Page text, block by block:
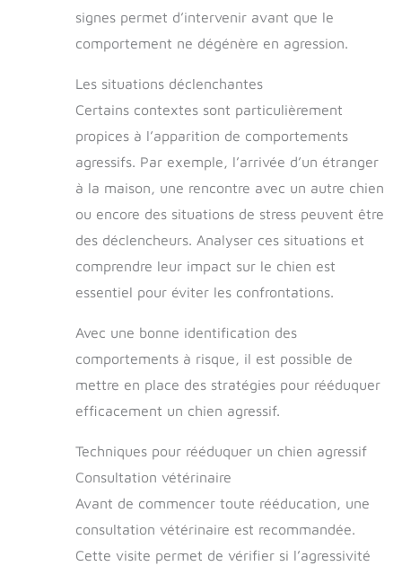
signes permet d’intervenir avant que le
comportement ne dégénère en agression.
Les situations déclenchantes
Certains contextes sont particulièrement
propices à l’apparition de comportements
agressifs. Par exemple, l’arrivée d’un étranger
à la maison, une rencontre avec un autre chien
ou encore des situations de stress peuvent être
des déclencheurs. Analyser ces situations et
comprendre leur impact sur le chien est
essentiel pour éviter les confrontations.
Avec une bonne identification des
comportements à risque, il est possible de
mettre en place des stratégies pour rééduquer
efficacement un chien agressif.
Techniques pour rééduquer un chien agressif
Consultation vétérinaire
Avant de commencer toute rééducation, une
consultation vétérinaire est recommandée.
Cette visite permet de vérifier si l’agressivité